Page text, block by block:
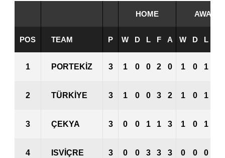
HOME AWAY
POS TEAM P W D L F A W D L
1 PORTEKIZ 3 1 0 0 2 0 1 0 1
2 TÜRKIYE 3 1 0 0 3 2 1 0 1
3 ÇEKYA 3 0 0 1 1 3 1 0 1
4 ISVIÇRE 3 0 0 3 3 3 0 0 0